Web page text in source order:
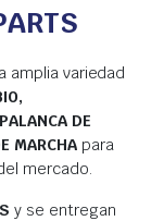
amplia variedad
DE
MARCHApara
mercado.
y se entregan